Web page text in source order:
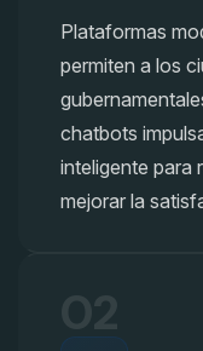
Plataformas
permiten a los
chatbots
inteligente para
mejorar la